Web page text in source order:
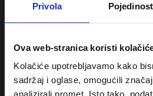
Privola
Ova web-stranica koristi
Kolačiće upotrebljavamo kako
sadržaj i oglase, omogućili